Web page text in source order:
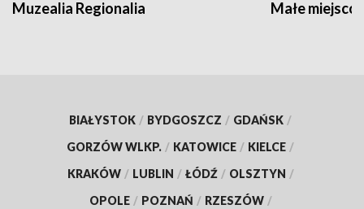
Muzealia Regionalia Małe
BIAŁYSTOK / BYDGOSZCZ / GDAŃSK /
GORZÓW WLKP. / KATOWICE / KIELCE /
KRAKÓW / LUBLIN / ŁÓDŹ / OLSZTYN /
OPOLE / POZNAŃ / RZESZÓW /